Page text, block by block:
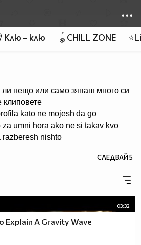
Клю – клю 🪀CHILL ZONE
нещо или само зяпаш много си
клиповете
kato ne mojesh da go
umni hora ako ne si takav kvo
razberesh nishto
СЛЕДВАЙ5
03:32
Explain A Gravity Wave